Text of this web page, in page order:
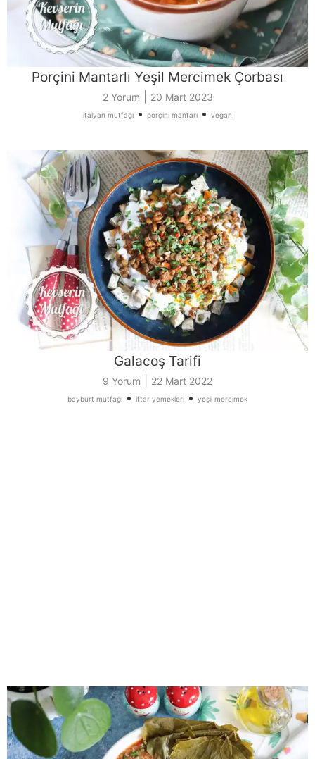
Porçini Mantarlı Yeşil Mercimek Çorbası
2 Yorum 20 Mart 2023
italyan mutfağı • porçini mantarı • vegan
Galacoş Tarifi
9 Yorum 22 Mart 2022
bayburt mutfağı • iftar yemekleri • yeşil mercimek